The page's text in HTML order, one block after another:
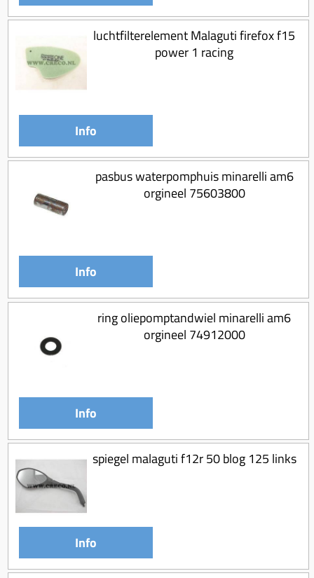
luchtfilterelement Malaguti firefox f15
power 1 racing
Info
pasbus waterpomphuis minarelli am6
orgineel 75603800
Info
ring oliepomptandwiel minarelli am6
orgineel 74912000
Info
spiegel malaguti f12r 50 blog 125 links
Info